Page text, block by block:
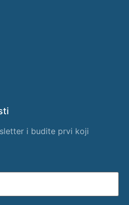
i budite prvi koji